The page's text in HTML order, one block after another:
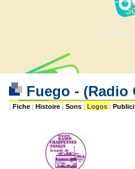
Fuego - (Radio
| Fiche | Histoire | Sons | Logos |